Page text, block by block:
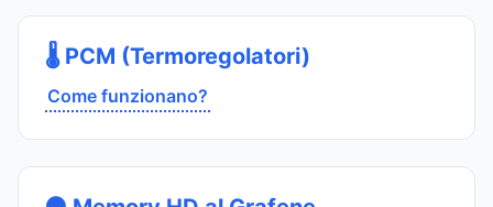
🌡️ PCM (Termoregolatori)
Come funzionano?